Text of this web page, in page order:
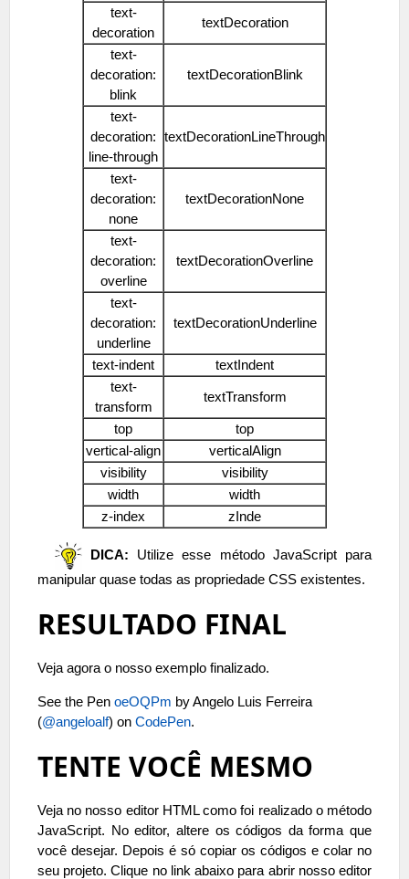
text-
decoration
textDecoration
text-
decoration:
blink
textDecorationBlink
text-
decoration:
line-through
textDecorationLineThrough
text-
decoration:
none
textDecorationNone
text-
decoration:
overline
textDecorationOverline
text-
decoration:
underline
textDecorationUnderline
text-indent
textIndent
text-
transform
textTransform
top
top
vertical-align
verticalAlign
visibility
visibility
width
width
z-index
zInde
DICA: Utilize esse método JavaScript para
manipular quase todas as propriedade CSS existentes.
RESULTADO FINAL
Veja agora o nosso exemplo finalizado.
See the Pen oeOQPm by Angelo Luis Ferreira
(@angeloalf) on CodePen.
TENTE VOCÊ MESMO
Veja no nosso editor HTML como foi realizado o método
JavaScript. No editor, altere os códigos da forma que
você desejar. Depois é só copiar os códigos e colar no
seu projeto. Clique no link abaixo para abrir nosso editor